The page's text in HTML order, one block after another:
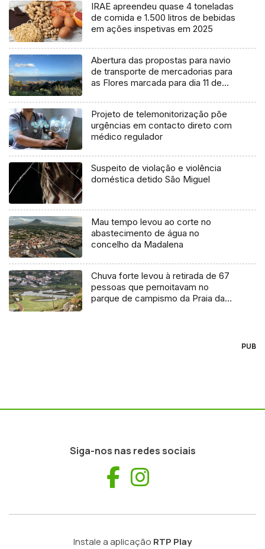
IRAE apreendeu quase 4 toneladas
de comida e 1.500 litros de bebidas
em ações inspetivas em 2025
Abertura das propostas para navio
de transporte de mercadorias para
as Flores marcada para dia 11 de
Projeto de telemonitorização põe
urgências em contacto direto com
médico regulador
Suspeito de violação e violência
doméstica detido São Miguel
Mau tempo levou ao corte no
abastecimento de água no
concelho da Madalena
Chuva forte levou à retirada de 67
pessoas que pernoitavam no
parque de campismo da Praia da
PUB
Siga-nos nas redes sociais
Facebook
Instale a aplicação RTP Play